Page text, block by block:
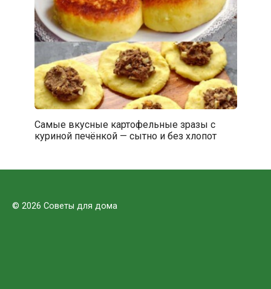
Самые вкусные картофельные зразы с
куриной печёнкой — сытно и без хлопот
© 2026 Советы для дома